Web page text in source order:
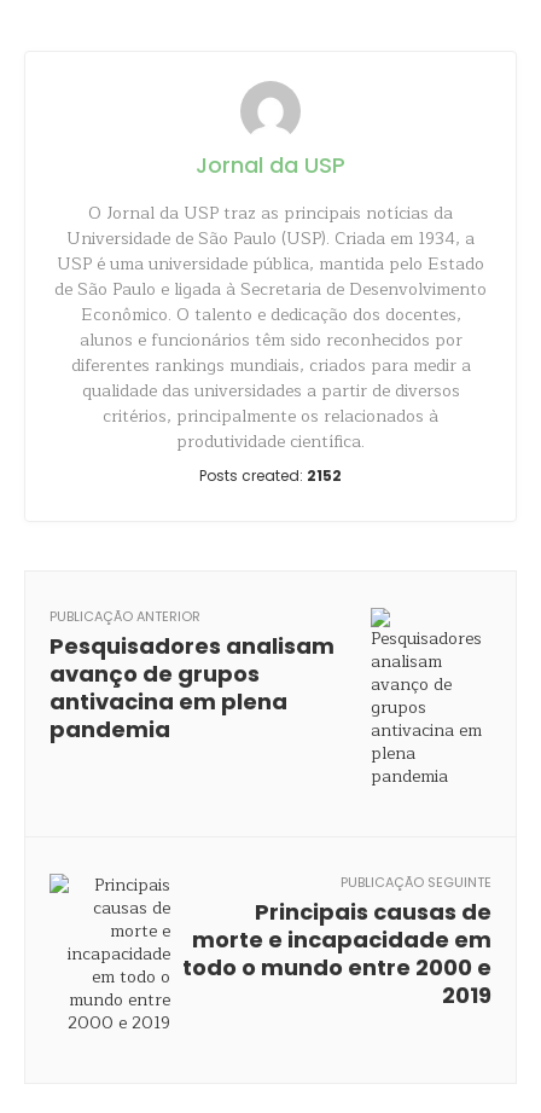
Jornal da USP
O Jornal da USP traz as principais notícias da
Universidade de São Paulo (USP). Criada em 1934, a
USP é uma universidade pública, mantida pelo Estado
de São Paulo e ligada à Secretaria de Desenvolvimento
Econômico. O talento e dedicação dos docentes,
alunos e funcionários têm sido reconhecidos por
diferentes rankings mundiais, criados para medir a
qualidade das universidades a partir de diversos
critérios, principalmente os relacionados à
produtividade científica.
Posts created: 2152
PUBLICAÇÃO ANTERIOR
Pesquisadores analisam
avanço de grupos
antivacina em plena
pandemia
PUBLICAÇÃO SEGUINTE
Principais causas de
morte e incapacidade em
todo o mundo entre 2000 e
2019